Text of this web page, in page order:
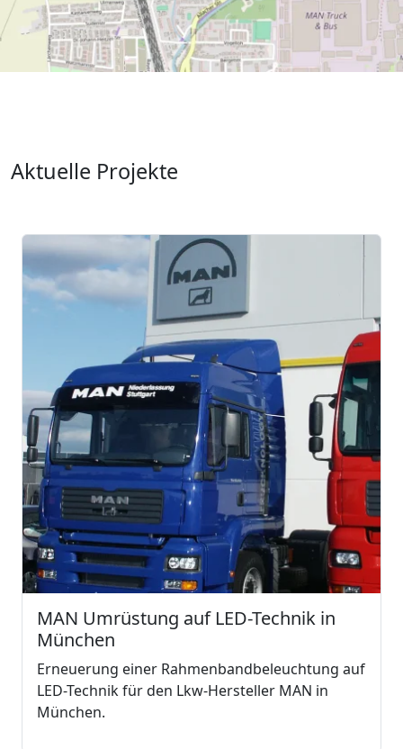
Aktuelle Projekte
MAN Umrüstung auf LED-Technik in
München
Erneuerung einer Rahmenbandbeleuchtung auf
LED-Technik für den Lkw-Hersteller MAN in
München.